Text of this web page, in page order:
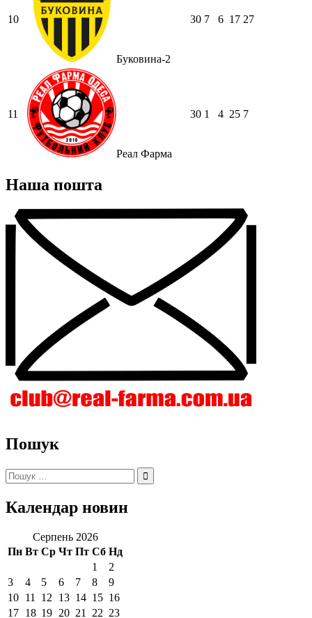
10
Буковина-2
30 7 6 17 27
11
Реал Фарма
30 1 4 25 7
Наша пошта
Пошук
Пошук:
Календар новин
Серпень 2026
Пн Вт Ср Чт Пт Сб Нд
1
2
3
4 5 6 7 8
9
10 11 12 13 14 15 16
17 18 19 20 21 22 23